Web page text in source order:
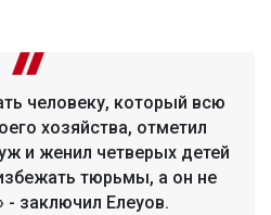
человеку, который всю
хозяйства, отметил
и женил четверых детей
тюрьмы, а он не
- заключил Елеуов.